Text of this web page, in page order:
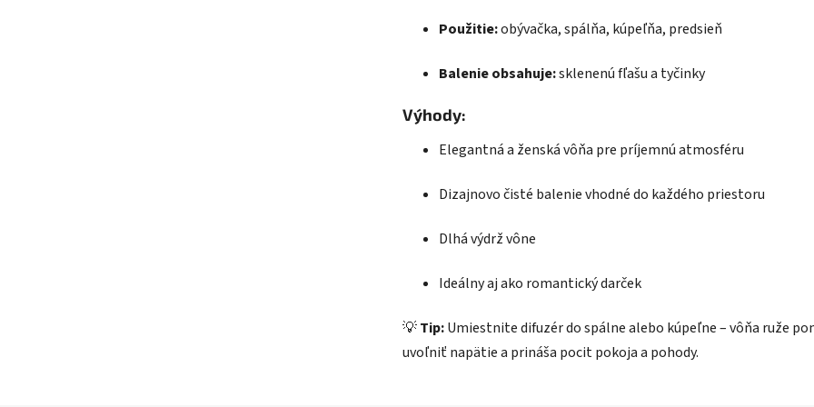
Použitie:obývačka, spálňa, kúpeľňa, predsieň
Balenie obsahuje:sklenenú fľašu a tyčinky
Výhody:
Elegantná a ženská vôňa pre príjemnú atmosféru
Dizajnovo čisté balenie vhodné do každého priestoru
Dlhá výdrž vône
Ideálny aj ako romantický darček
💡Tip:Umiestnite difuzér do spálne alebo kúpeľne – vôňa ruže
uvoľniť napätie a prináša pocit pokoja a pohody.